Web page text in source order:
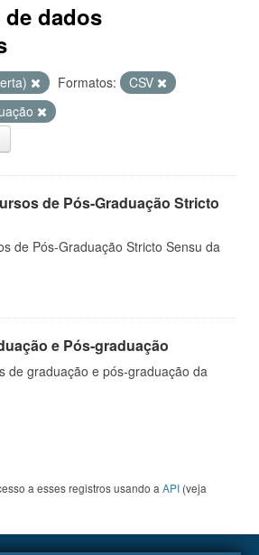
dados
Formatos:
CSV
de Pós-Graduação Stricto
de Pós-Graduação Stricto Sensu da
e Pós-graduação
de graduação e pós-graduação da
a esses registros usando a API (veja